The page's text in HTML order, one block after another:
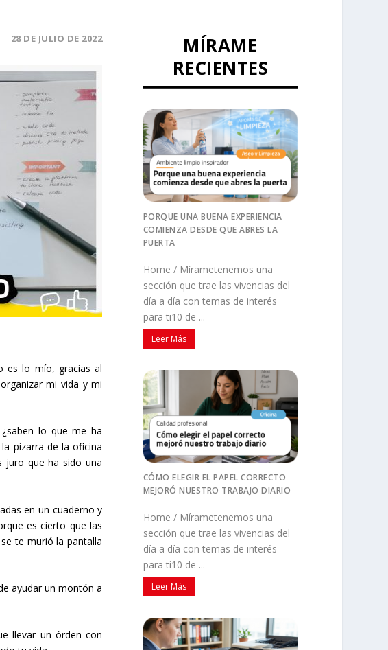
28 DE JULIO DE 2022
es lo mío, gracias al
mi vida y mi
lo que me ha
pizarra de la oficina
juro que ha sido una
en un cuaderno y
es cierto que las
te murió la pantalla
ayudar un montón a
llevar un órden con
MÍRAME
RECIENTES
PORQUE UNA BUENA EXPERIENCIA
COMIENZA DESDE QUE ABRES LA
PUERTA
Home / Mírametenemos una
sección que trae las vivencias del
día a día con temas de interés
para ti10 de ...
Leer Más
CÓMO ELEGIR EL PAPEL CORRECTO
MEJORÓ NUESTRO TRABAJO DIARIO
Home / Mírametenemos una
sección que trae las vivencias del
día a día con temas de interés
para ti10 de ...
Leer Más